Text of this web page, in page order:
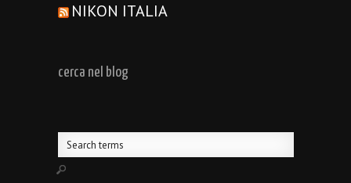
NIKON ITALIA
cerca nel blog